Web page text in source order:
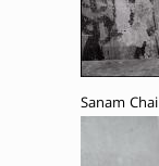
Sanam Chai